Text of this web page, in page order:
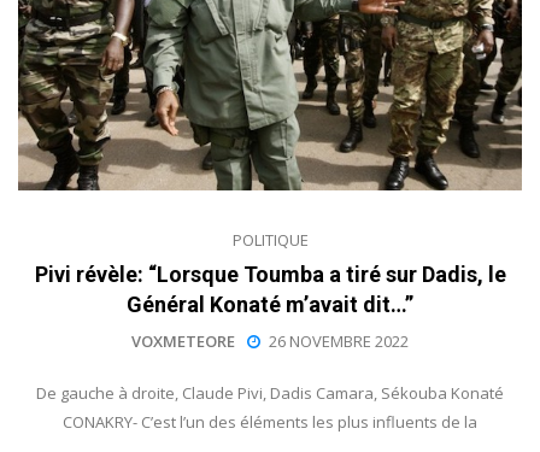
POLITIQUE
Pivi révèle: “Lorsque Toumba a tiré sur Dadis, le
Général Konaté m’avait dit…”
VOXMETEORE 26 NOVEMBRE 2022
De gauche à droite, Claude Pivi, Dadis Camara, Sékouba Konaté
CONAKRY- C’est l’un des éléments les plus influents de la